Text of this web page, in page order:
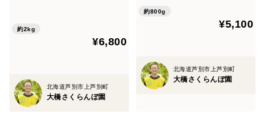
約2kg
¥6,800
北海道芦別市上芦別町
大橋さくらんぼ園
園】
約800g
¥5,100
北海道芦別市上芦別町
大橋さくらんぼ園